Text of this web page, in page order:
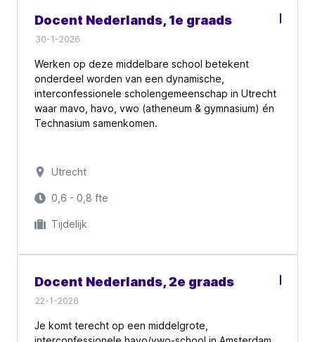
Docent Nederlands, 1e graads
30-1-2026
Werken op deze middelbare school betekent
onderdeel worden van een dynamische,
interconfessionele scholengemeenschap in Utrecht
waar mavo, havo, vwo (atheneum & gymnasium) én
Technasium samenkomen.
leerlingen en een moderne, open cultuur, is dit een
verschil kunt maken.
De school staat bekend om haar open sfeer,
bouwen aan goed en toekomstgericht onderwijs. Of
krijg je de ruimte om je vakmanschap verder te
ontwikkelen en leerlingen te begeleiden in een
Utrecht
0,6 - 0,8 fte
Tijdelijk
Docent Nederlands, 2e graads
22-1-2026
Je komt terecht op een middelgrote,